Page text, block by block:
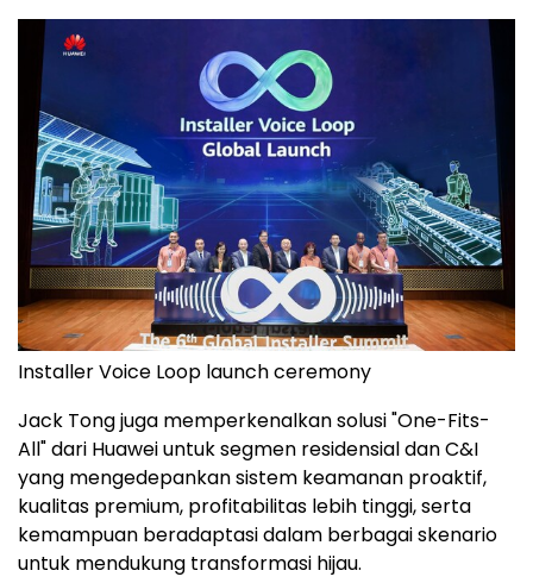
Installer Voice Loop launch ceremony
Jack Tong juga memperkenalkan solusi "One-Fits-
All" dari Huawei untuk segmen residensial dan C&I
yang mengedepankan sistem keamanan proaktif,
kualitas premium, profitabilitas lebih tinggi, serta
kemampuan beradaptasi dalam berbagai skenario
untuk mendukung transformasi hijau.